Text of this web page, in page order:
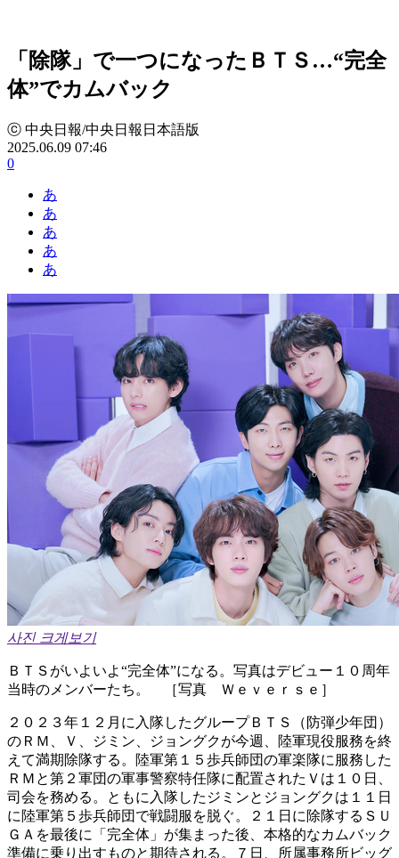
「除隊」で一つになったＢＴＳ…“完全
体”でカムバック
ⓒ 中央日報/中央日報日本語版
2025.06.09 07:46
0
あ
あ
あ
あ
あ
사진 크게보기
ＢＴＳがいよいよ“完全体”になる。写真はデビュー１０周年
当時のメンバーたち。 ［写真 Ｗｅｖｅｒｓｅ］
２０２３年１２月に入隊したグループＢＴＳ（防弾少年団）
のＲＭ、Ｖ、ジミン、ジョングクが今週、陸軍現役服務を終
えて満期除隊する。陸軍第１５歩兵師団の軍楽隊に服務した
ＲＭと第２軍団の軍事警察特任隊に配置されたＶは１０日、
司会を務める。ともに入隊したジミンとジョングクは１１日
に陸軍第５歩兵師団で戦闘服を脱ぐ。２１日に除隊するＳＵ
ＧＡを最後に「完全体」が集まった後、本格的なカムバック
準備に乗り出すものと期待される。７日、所属事務所ビッグ